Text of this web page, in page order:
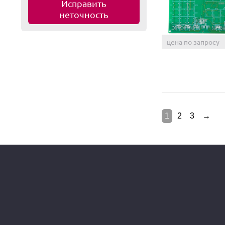
Исправить
неточность
цена по запросу
1 2 3 →